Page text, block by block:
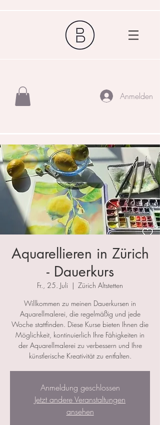
Anmelden
Aquarellieren in Zürich
- Dauerkurs
Fr., 25. Juli
  |
Zürich Altstetten
Willkommen zu meinen Dauerkursen in
Aquarellmalerei, die regelmäßig und jede
Woche stattfinden. Diese Kurse bieten Ihnen die
Möglichkeit, kontinuierlich Ihre Fähigkeiten in
der Aquarellmalerei zu verbessern und Ihre
künstlerische Kreativität zu entfalten.
Anmeldung geschlossen
Jetzt andere Veranstaltungen
ansehen